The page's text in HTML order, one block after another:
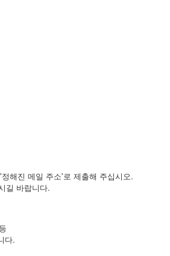
해진 메일 주소'로 제출해 주십시오.
길 바랍니다.
다.